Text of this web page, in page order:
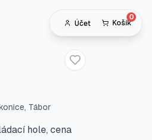
Účet Košík
0
Přidat do
Tábor
hole, cena